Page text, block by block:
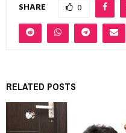
SHARE 0
RELATED POSTS